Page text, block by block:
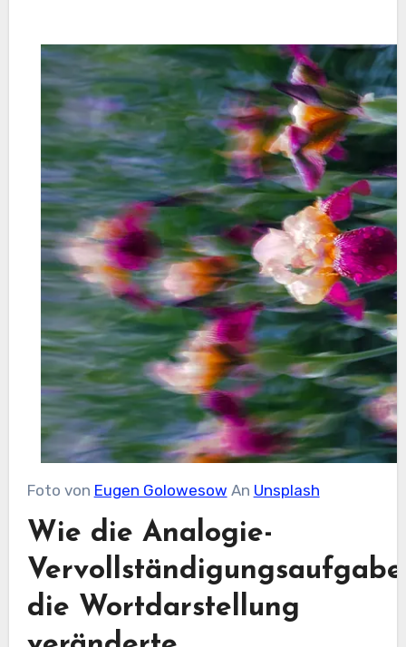
Foto von Eugen Golowesow An Unsplash
Wie die Analogie-
Vervollständigungsaufgabe
die Wortdarstellung